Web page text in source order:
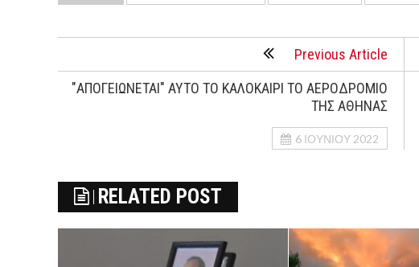
Previous Article
"ΑΠΟΓΕΙΩΝΕΤΑΙ" ΑΥΤΟ ΤΟ ΚΑΛΟΚΑΙΡΙ ΤΟ ΑΕΡΟΔΡΟΜΙΟ
ΤΗΣ ΑΘΗΝΑΣ
6 ΙΟΥΝΊΟΥ 2022
RELATED POST